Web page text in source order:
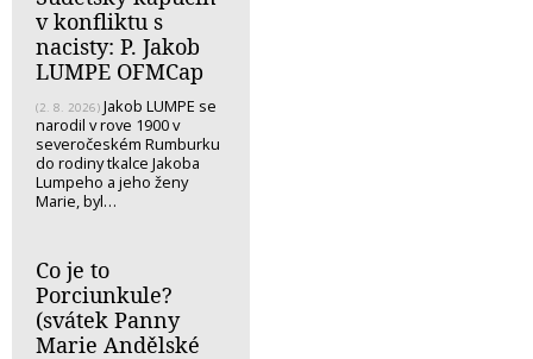
v konfliktu s
nacisty: P. Jakob
LUMPE OFMCap
(2. 8. 2026) Jakob LUMPE se
narodil v rove 1900 v
severočeském Rumburku
do rodiny tkalce Jakoba
Lumpeho a jeho ženy
Marie, byl…
Co je to
Porciunkule?
(svátek Panny
Marie Andělské